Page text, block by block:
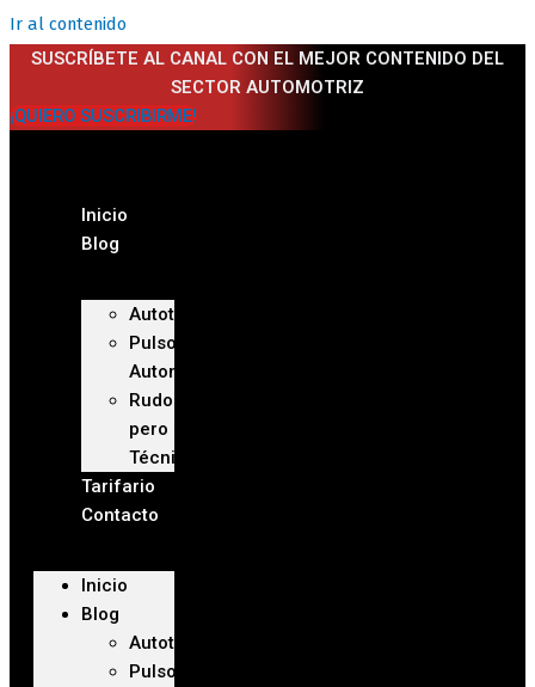
Ir al contenido
SUSCRÍBETE AL CANAL CON EL MEJOR CONTENIDO DEL
SECTOR AUTOMOTRIZ
¡QUIERO SUSCRIBIRME!
Inicio
Blog
Autoteca
Pulso
Automotriz
Rudo
pero
Técnico
Tarifario
Contacto
Inicio
Blog
Autoteca
Pulso